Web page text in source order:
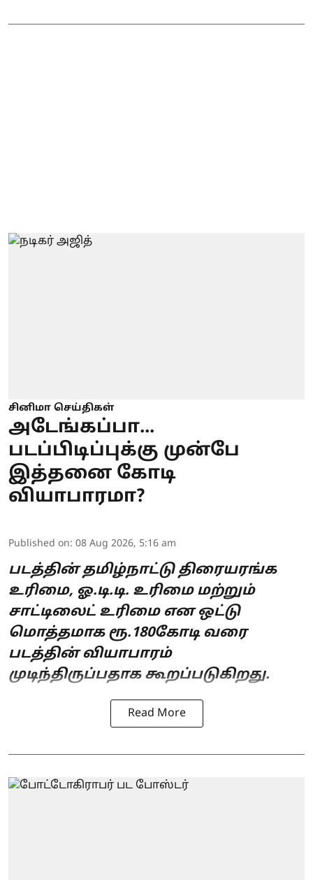
சினிமா செய்திகள்
அடேங்கப்பா...
படப்பிடிப்புக்கு முன்பே
இத்தனை கோடி
வியாபாரமா?
Published on: 08 Aug 2026, 5:16 am
படத்தின் தமிழ்நாட்டு திரையரங்க
உரிமை, ஓ.டி.டி. உரிமை மற்றும்
சாட்டிலைட் உரிமை என ஒட்டு
மொத்தமாக ரூ.180கோடி வரை
படத்தின் வியாபாரம்
முடிந்திருப்பதாக கூறப்படுகிறது.
Read More